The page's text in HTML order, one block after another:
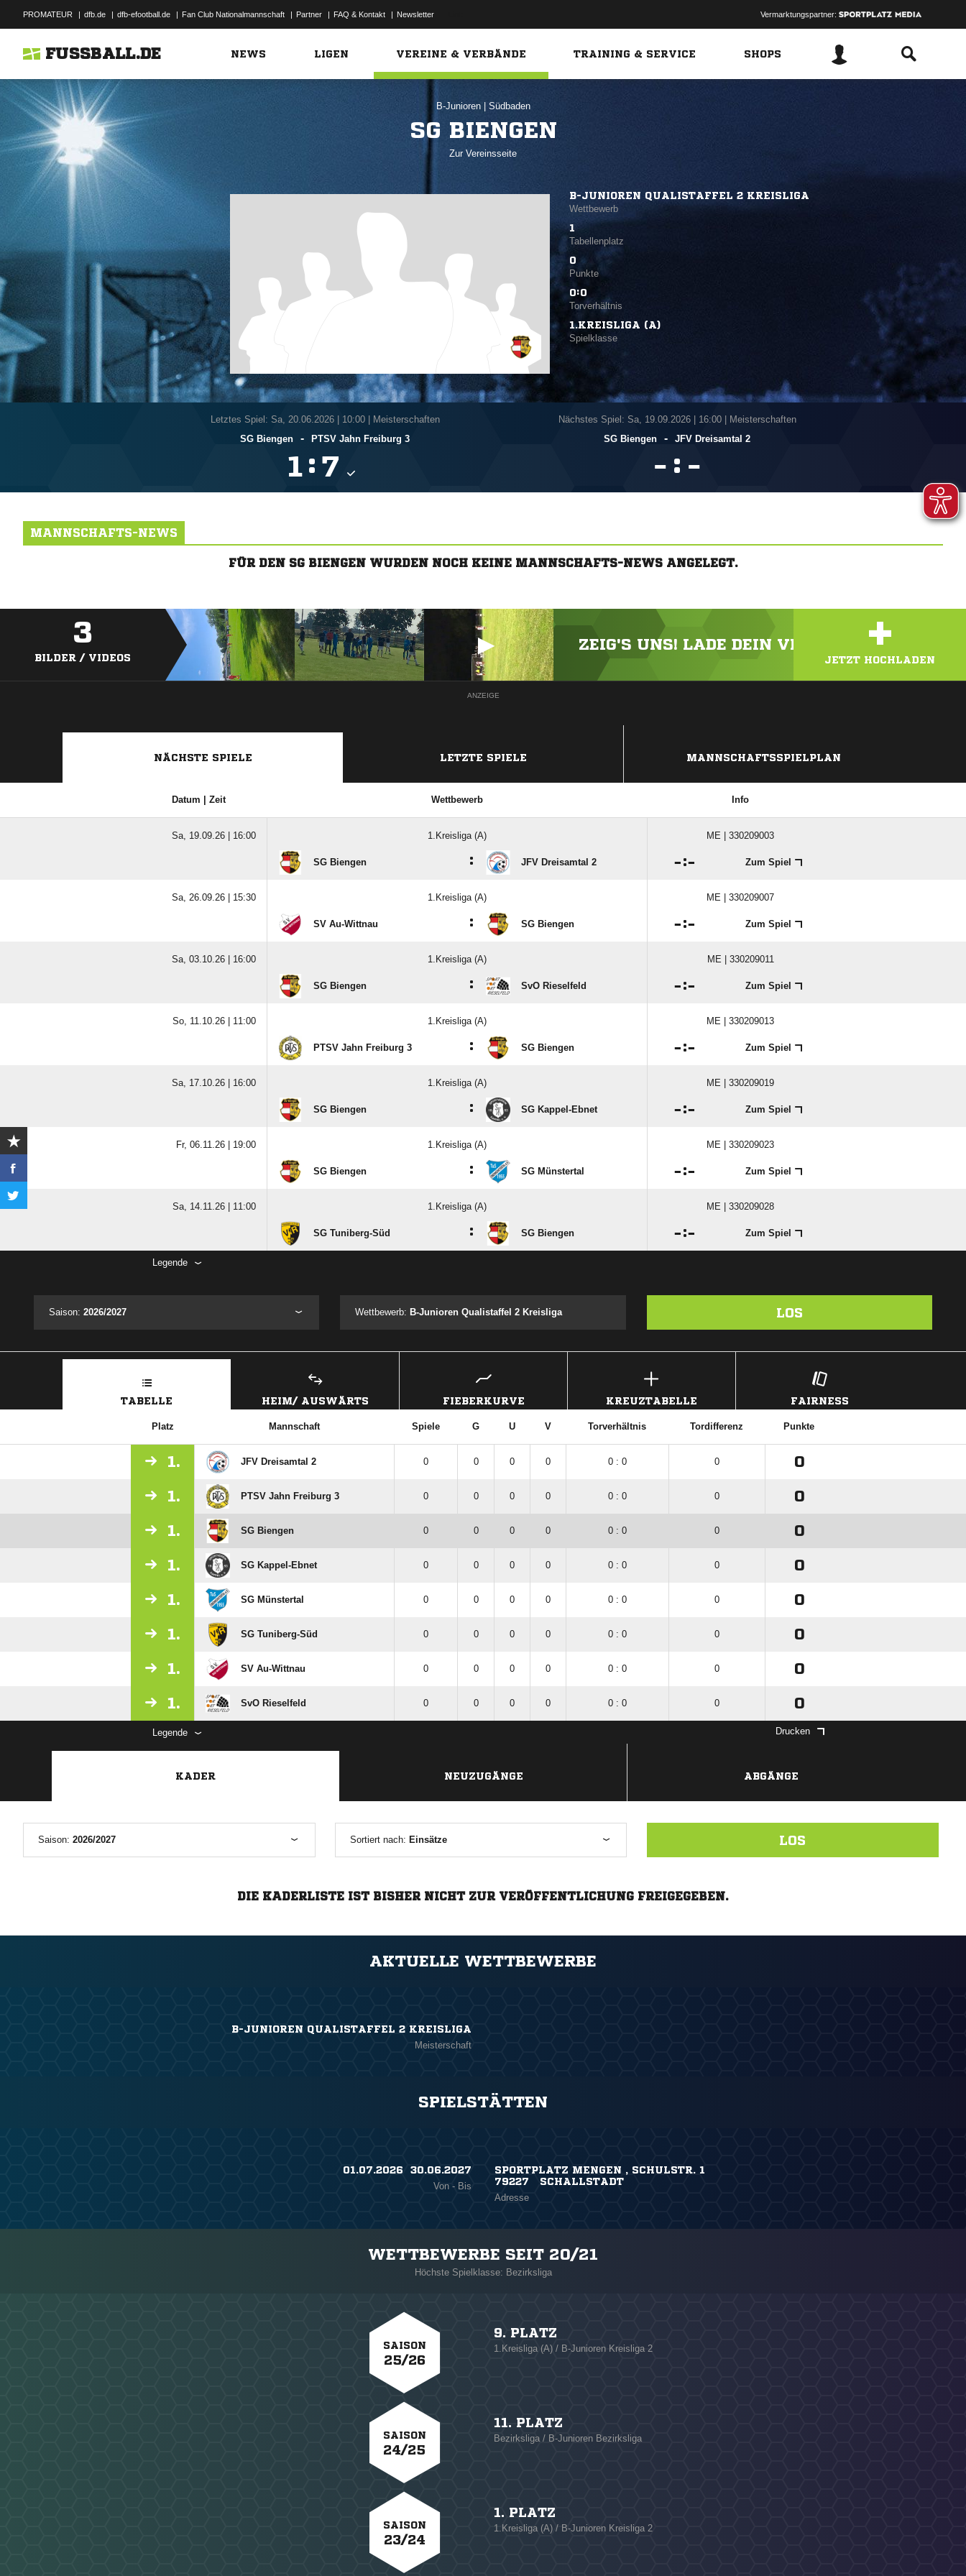
PROMATEUR | dfb.de | dfb-efootball.de | Fan Club Nationalmannschaft | Partner | FAQ & Kontakt | Newsletter Vermarktungspartner:
FUSSBALL.DE NEWS LIGEN VEREINE & VERBÄNDE TRAINING & SERVICE SHOPS
B-Junioren Südbaden
SG BIENGEN
Zur Vereinsseite
B-JUNIOREN QUALISTAFFEL 2 KREISLIGA
Wettbewerb
1
Tabellenplatz
0
Punkte
0:0
Torverhältnis
1.KREISLIGA (A)
Spielklasse
Letztes Spiel: Sa, 20.06.2026| 10:00 | Meisterschaften
SG Biengen
- PTSV Jahn Freiburg 3
 : 
Nächstes Spiel: Sa, 19.09.2026| 16:00 | Meisterschaften
SG Biengen
- JFV Dreisamtal 2
 : 
MANNSCHAFTS-NEWS
FÜR DEN SG BIENGEN WURDEN NOCH KEINE MANNSCHAFTS-NEWS ANGELEGT.
3
BILDER / VIDEOS
ZEIG'S UNS! LADE DEIN VIDEO ODER FOTO
+
JETZT HOCHLADEN
ANZEIGE
NÄCHSTE SPIELE LETZTE SPIELE MANNSCHAFTSSPIELPLAN
Datum | Zeit Wettbewerb Info
Sa, 19.09.26 | 16:00 1.Kreisliga (A) ME | 330209003
SG Biengen : JFV Dreisamtal 2 : Zum Spiel
Sa, 26.09.26 | 15:30 1.Kreisliga (A) ME | 330209007
SV Au-Wittnau : SG Biengen : Zum Spiel
Sa, 03.10.26 | 16:00 1.Kreisliga (A) ME | 330209011
SG Biengen : SvO Rieselfeld : Zum Spiel
So, 11.10.26 | 11:00 1.Kreisliga (A) ME | 330209013
PTSV Jahn Freiburg 3 : SG Biengen : Zum Spiel
Sa, 17.10.26 | 16:00 1.Kreisliga (A) ME | 330209019
SG Biengen : SG Kappel-Ebnet : Zum Spiel
Fr, 06.11.26 | 19:00 1.Kreisliga (A) ME | 330209023
SG Biengen : SG Münstertal : Zum Spiel
Sa, 14.11.26 | 11:00 1.Kreisliga (A) ME | 330209028
SG Tuniberg-Süd : SG Biengen : Zum Spiel
Legende
Saison: 2026/2027 Wettbewerb: B-Junioren Qualistaffel 2 Kreisliga LOS
TABELLE HEIM/ AUSWÄRTS FIEBERKURVE KREUZTABELLE FAIRNESS
Platz Mannschaft Spiele G U V Torverhältnis Tordifferenz Punkte
1. JFV Dreisamtal 2 0 0 0 0 0 : 0 0 0
1. PTSV Jahn Freiburg 3 0 0 0 0 0 : 0 0 0
1. SG Biengen 0 0 0 0 0 : 0 0 0
1. SG Kappel-Ebnet 0 0 0 0 0 : 0 0 0
1. SG Münstertal 0 0 0 0 0 : 0 0 0
1. SG Tuniberg-Süd 0 0 0 0 0 : 0 0 0
1. SV Au-Wittnau 0 0 0 0 0 : 0 0 0
1. SvO Rieselfeld 0 0 0 0 0 : 0 0 0
Legende Drucken
KADER NEUZUGÄNGE ABGÄNGE
Saison: 2026/2027 Sortiert nach: Einsätze LOS
DIE KADERLISTE IST BISHER NICHT ZUR VERÖFFENTLICHUNG FREIGEGEBEN.
AKTUELLE WETTBEWERBE
B-JUNIOREN QUALISTAFFEL 2 KREISLIGA
Meisterschaft
SPIELSTÄTTEN
01.07.2026 ​ 30.06.2027
Von - Bis
SPORTPLATZ MENGEN , SCHULSTR. 1
79227 SCHALLSTADT
Adresse
WETTBEWERBE SEIT 20/21
Höchste Spielklasse: Bezirksliga
SAISON
25/26
9. PLATZ
1.Kreisliga (A) / B-Junioren Kreisliga 2
SAISON
24/25
11. PLATZ
Bezirksliga / B-Junioren Bezirksliga
SAISON
23/24
1. PLATZ
1.Kreisliga (A) / B-Junioren Kreisliga 2